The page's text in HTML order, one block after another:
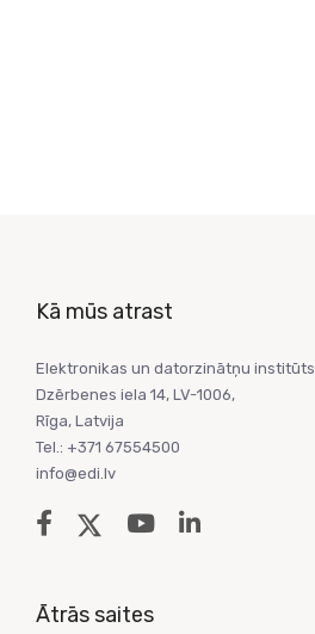
Kā mūs atrast
Elektronikas un datorzinātņu institūts
Dzērbenes iela 14, LV-1006,
Rīga, Latvija
Tel.: +371 67554500
info@edi.lv
Ātrās saites